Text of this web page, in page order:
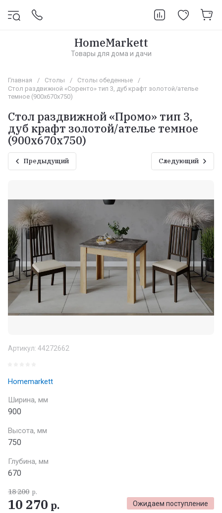
HomeMarkett
Товары для дома и дачи
Главная / Столы / Столы обеденные
/
Стол раздвижной «Соренто» тип 3, дуб крафт золотой/ателье
темное (900х670х750)
Стол раздвижной «Промо» тип 3,
дуб крафт золотой/ателье темное
(900х670х750)
Предыдущий Следующий
Артикул: 44272662
Homemarkett
Ширина, мм
900
Высота, мм
750
Глубина, мм
670
Ожидаем поступление
18 200 р.
10 270 р.